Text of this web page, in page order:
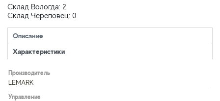
Склад Вологда: 2
Склад Череповец: 0
Описание
Характеристики
Производитель
LEMARK
Управление